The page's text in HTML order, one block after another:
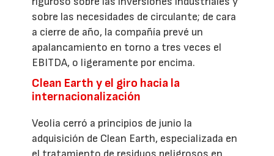
sobre las necesidades de circulante; de cara
a cierre de año, la compañía prevé un
apalancamiento en torno a tres veces el
EBITDA, o ligeramente por encima.
Clean Earth y el giro hacia la
internacionalización
Veolia cerró a principios de junio la
adquisición de Clean Earth, especializada en